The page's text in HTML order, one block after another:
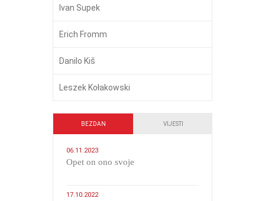
Ivan Supek
Erich Fromm
Danilo Kiš
Leszek Kołakowski
BEZDAN VIJESTI
06.11.2023
​Opet on ono svoje
17.10.2022